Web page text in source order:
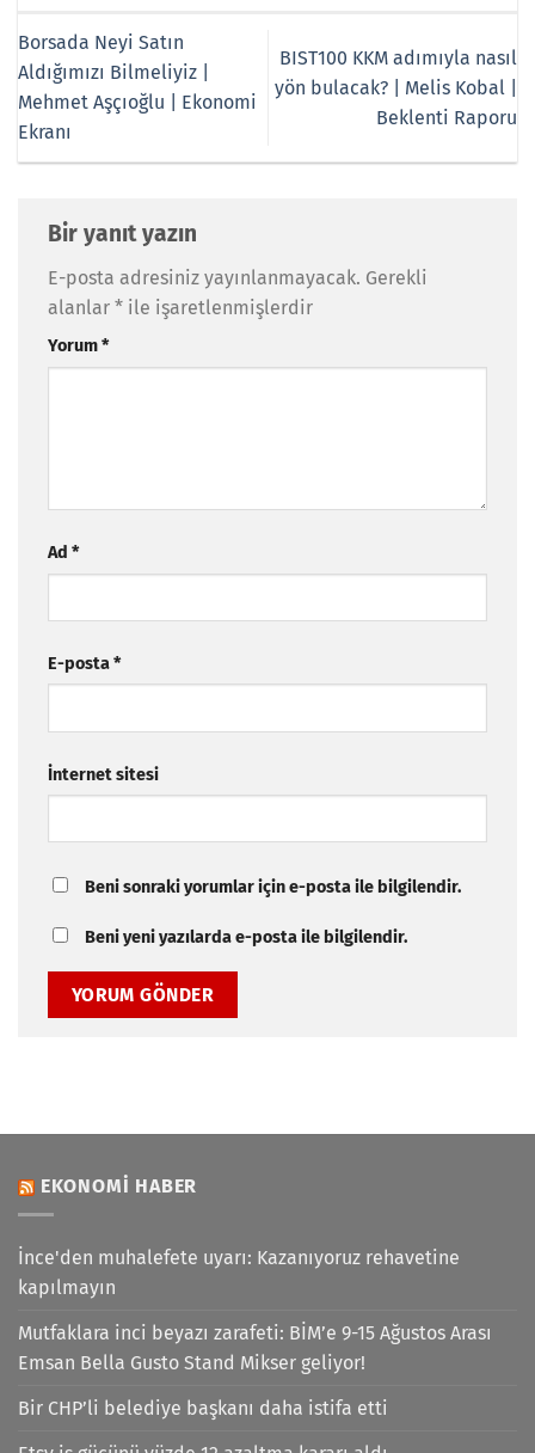
Borsada Neyi Satın
Aldığımızı Bilmeliyiz |
Mehmet Aşçıoğlu | Ekonomi
Ekranı
BIST100 KKM adımıyla nasıl
yön bulacak? | Melis Kobal |
Beklenti Raporu
Bir yanıt yazın
E-posta adresiniz yayınlanmayacak. Gerekli
alanlar * ile işaretlenmişlerdir
Yorum*
Ad *
E-posta*
İnternet sitesi
Beni sonraki yorumlar için e-posta ile bilgilendir.
Beni yeni yazılarda e-posta ile bilgilendir.
EKONOMI HABER
İnce'den muhalefete uyarı: Kazanıyoruz rehavetine
kapılmayın
Mutfaklara inci beyazı zarafeti: BİM’e 9-15 Ağustos Arası
Emsan Bella Gusto Stand Mikser geliyor!
Bir CHP’li belediye başkanı daha istifa etti